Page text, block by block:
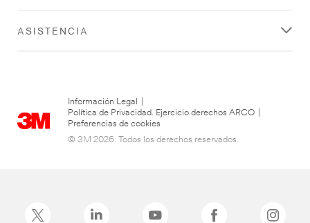
ASISTENCIA
Información Legal
Política de Privacidad. Ejercicio derechos ARCO
Preferencias de cookies
© 3M 2026. Todos los derechos reservados.